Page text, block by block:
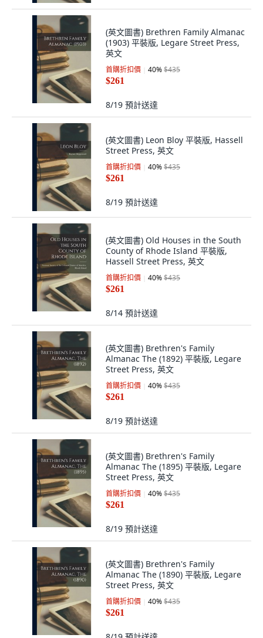
(英文圖書) Brethren Family Almanac
(1903) 平裝版, Legare Street Press,
英文
首購折扣價 40%$435
$261
8/19 預計送達
(英文圖書) Leon Bloy 平裝版, Hassell
Street Press, 英文
首購折扣價 40%$435
$261
8/19 預計送達
(英文圖書) Old Houses in the South
County of Rhode Island 平裝版,
Hassell Street Press, 英文
首購折扣價 40%$435
$261
8/14 預計送達
(英文圖書) Brethren's Family
Almanac The (1892) 平裝版, Legare
Street Press, 英文
首購折扣價 40%$435
$261
8/19 預計送達
(英文圖書) Brethren's Family
Almanac The (1895) 平裝版, Legare
Street Press, 英文
首購折扣價 40%$435
$261
8/19 預計送達
(英文圖書) Brethren's Family
Almanac The (1890) 平裝版, Legare
Street Press, 英文
首購折扣價 40%$435
$261